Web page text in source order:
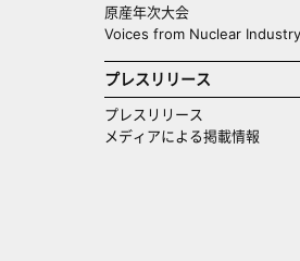
原産年次大会
Voices from Nuclear Industry
プレスリリース
プレスリリース
メディアによる掲載情報